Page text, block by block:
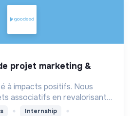
à impacts positifs. Nous
associatifs en revalorisant
annonceurs.
Internship